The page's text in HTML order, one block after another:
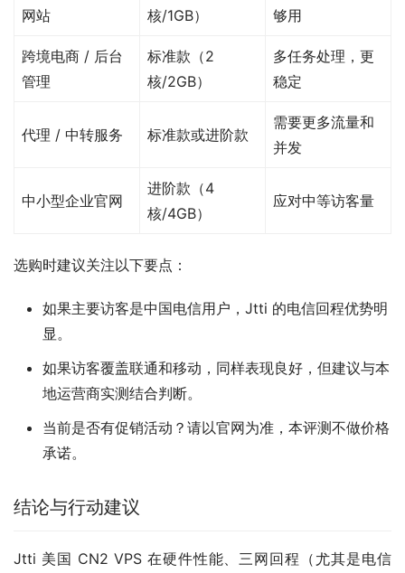
网站
核/1GB）
够用
跨境电商 / 后台
管理
标准款（2
核/2GB）
多任务处理，更
稳定
代理 / 中转服务 标准款或进阶款
需要更多流量和
并发
中小型企业官网
进阶款（4
核/4GB）
应对中等访客量
选购时建议关注以下要点：
如果主要访客是中国电信用户，Jtti 的电信回程优势明
显。
如果访客覆盖联通和移动，同样表现良好，但建议与本
地运营商实测结合判断。
当前是否有促销活动？请以官网为准，本评测不做价格
承诺。
结论与行动建议
Jtti 美国 CN2 VPS 在硬件性能、三网回程（尤其是电信